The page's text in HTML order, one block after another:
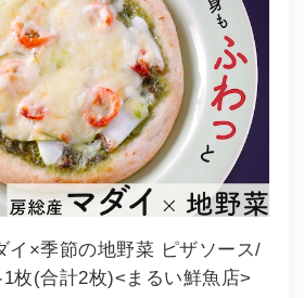
イ×季節の地野菜 ピザソース/
枚(合計2枚)<まるい鮮魚店>